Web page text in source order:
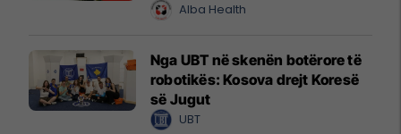
Alba Health
Nga UBT në skenën botërore të
robotikës: Kosova drejt Koresë
së Jugut
UBT